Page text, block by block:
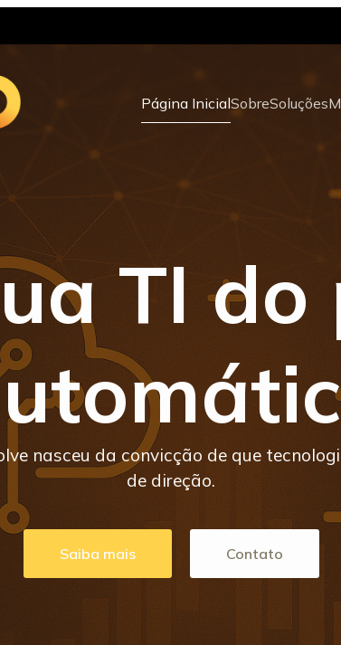
Página InicialSobreSoluções
TI
nasceu da convicção de que
de direção.
Saiba mais Contato